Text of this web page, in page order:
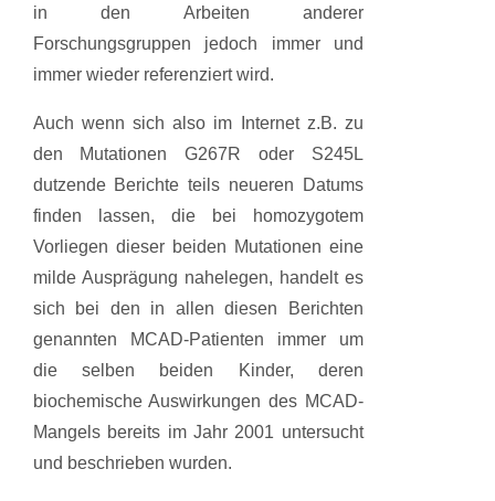
in den Arbeiten anderer
Forschungsgruppen jedoch immer und
immer wieder referenziert wird.
Auch wenn sich also im Internet z.B. zu
den Mutationen G267R oder S245L
dutzende Berichte teils neueren Datums
finden lassen, die bei homozygotem
Vorliegen dieser beiden Mutationen eine
milde Ausprägung nahelegen, handelt es
sich bei den in allen diesen Berichten
genannten MCAD-Patienten immer um
die selben beiden Kinder, deren
biochemische Auswirkungen des MCAD-
Mangels bereits im Jahr 2001 untersucht
und beschrieben wurden.